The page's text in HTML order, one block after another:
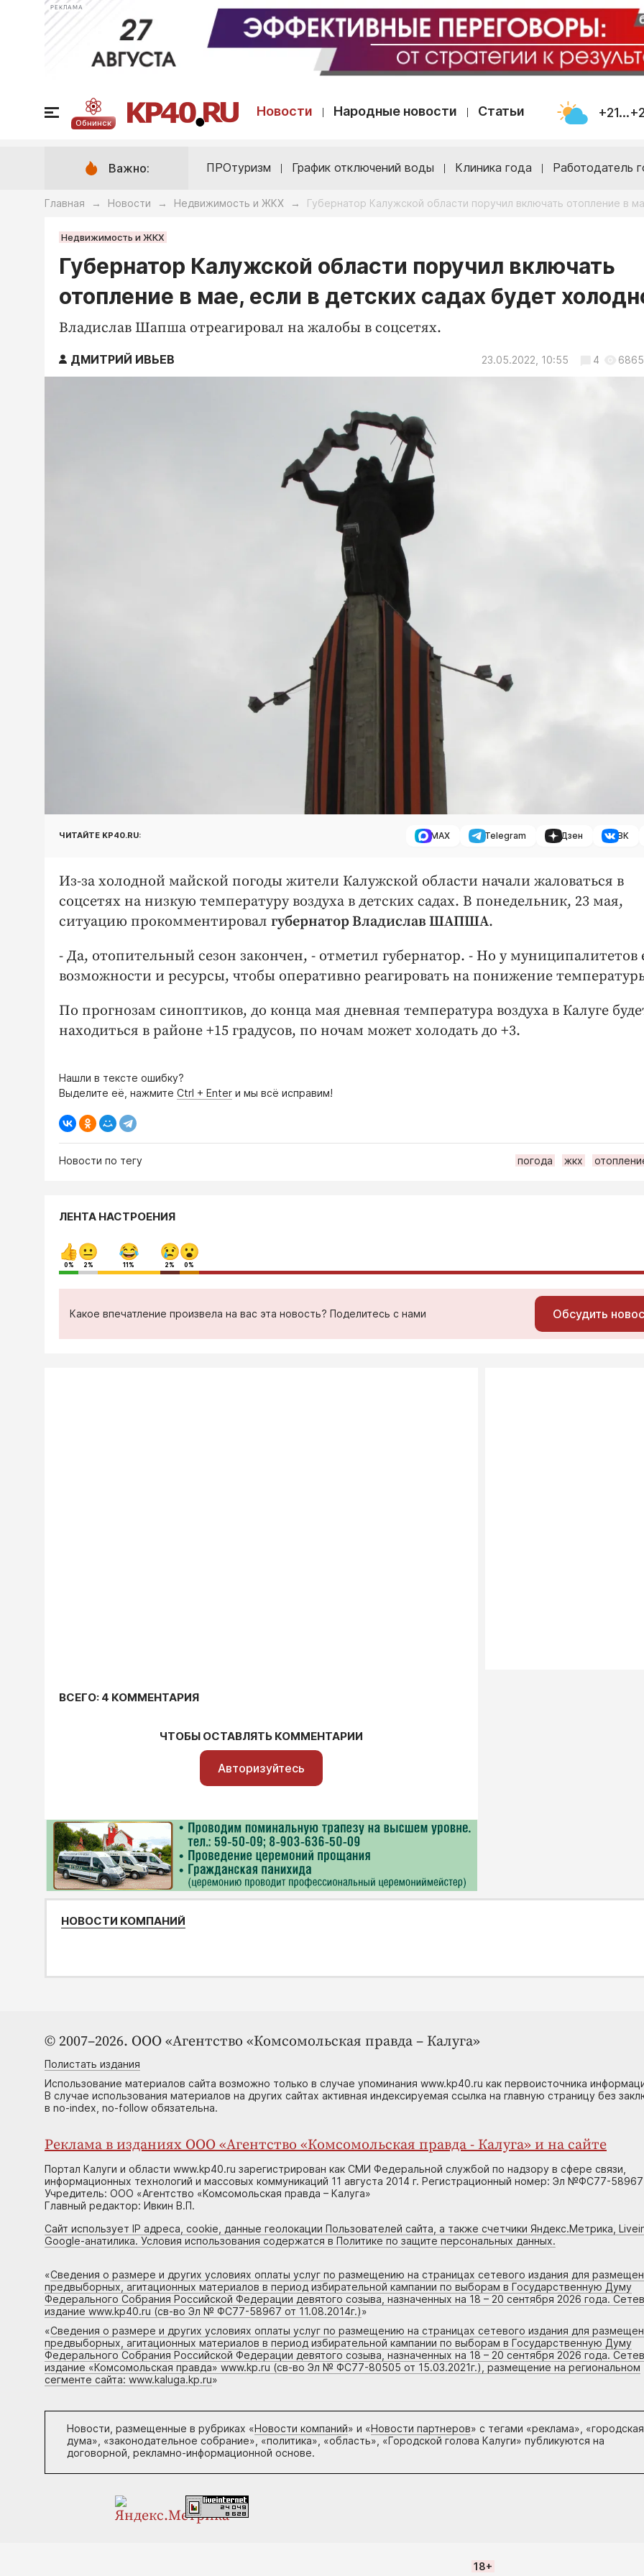
РЕКЛАМА
Обнинск
Новости Народные новости Статьи
Важно: ПРОтуризм График отключений воды Клиника года Работодатель
Главная → Новости → Недвижимость и ЖКХ → Губернатор Калужской области поручил включать отопление в
Недвижимость и ЖКХ
Губернатор Калужской области поручил включать
отопление в мае, если в детских садах будет
Владислав Шапша отреагировал на жалобы в соцсетях.
ДМИТРИЙ ИВЬЕВ 23.05.2022, 10:55 4 6865
ЧИТАЙТЕ KP40.RU: MAX Telegram Дзен ВК
Из-за холодной майской погоды жители Калужской области начали жаловаться в
соцсетях на низкую температуру воздуха в детских садах. В понедельник, 23 мая,
ситуацию прокомментировал губернатор Владислав ШАПША.
- Да, отопительный сезон закончен, - отметил губернатор. - Но у муниципалитетов
возможности и ресурсы, чтобы оперативно реагировать на понижение
По прогнозам синоптиков, до конца мая дневная температура воздуха в Калуге
находиться в районе +15 градусов, по ночам может холодать до +3.
Нашли в тексте ошибку?
Выделите её, нажмите Ctrl + Enter и мы всё исправим!
Новости по тегу погода жкх
ЛЕНТА НАСТРОЕНИЯ
0% 2% 11% 2% 0%
Какое впечатление произвела на вас эта новость? Поделитесь с нами Обсудить
ВСЕГО: 4 КОММЕНТАРИЯ
ЧТОБЫ ОСТАВЛЯТЬ КОММЕНТАРИИ
Авторизуйтесь
НОВОСТИ КОМПАНИЙ
© 2007–2026. ООО «Агентство «Комсомольская правда – Калуга»
Полистать издания
Использование материалов сайта возможно только в случае упоминания www.kp40.ru как первоисточника
В случае использования материалов на других сайтах активная индексируемая ссылка на главную страницу без
в no-index, no-follow обязательна.
Реклама в изданиях ООО «Агентство «Комсомольская правда - Калуга» и на сайте
Портал Калуги и области www.kp40.ru зарегистрирован как СМИ Федеральной службой по надзору в сфере связи,
информационных технологий и массовых коммуникаций 11 августа 2014 г. Регистрационный номер: Эл №ФС77-58967
Учредитель: ООО «Агентство «Комсомольская правда – Калуга»
Главный редактор: Ивкин В.П.
Сайт использует IP адреса, cookie, данные геолокации Пользователей сайта, а также счетчики Яндекс.Метрика,
Google-анатилика. Условия использования содержатся в Политике по защите персональных данных.
«Сведения о размере и других условиях оплаты услуг по размещению на страницах сетевого издания для
предвыборных, агитационных материалов в период избирательной кампании по выборам в Государственную Думу
Федерального Собрания Российской Федерации девятого созыва, назначенных на 18 – 20 сентября 2026 года.
издание www.kp40.ru (св-во Эл № ФС77-58967 от 11.08.2014г.)»
«Сведения о размере и других условиях оплаты услуг по размещению на страницах сетевого издания для
предвыборных, агитационных материалов в период избирательной кампании по выборам в Государственную Думу
Федерального Собрания Российской Федерации девятого созыва, назначенных на 18 – 20 сентября 2026 года.
издание «Комсомольская правда» www.kp.ru (св-во Эл № ФС77-80505 от 15.03.2021г.), размещение на региональном
сегменте сайта: www.kaluga.kp.ru»
Новости, размещенные в рубриках «Новости компаний» и «Новости партнеров» с тегами «реклама», «городская
дума», «законодательное собрание», «политика», «область», «Городской голова Калуги» публикуются на
договорной, рекламно-информационной основе.
18+